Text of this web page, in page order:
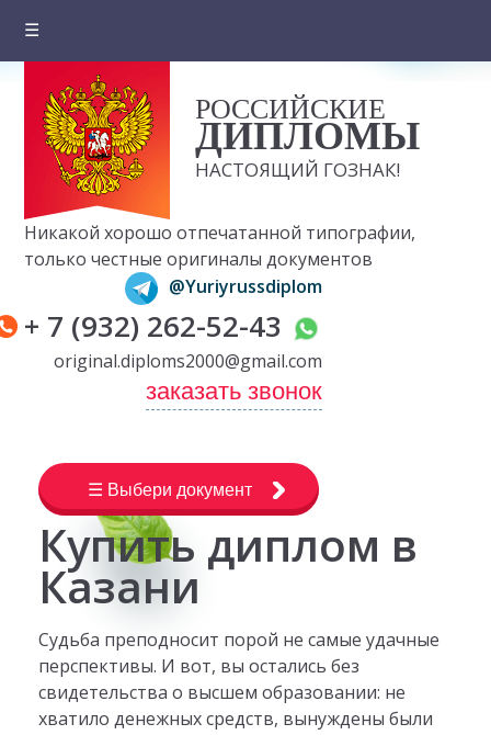
☰
О компании
Цены на документы
Вопросы и ответы
Отзывы клиентов
Оплата и доставка
Контакты
РОССИЙСКИЕ
ДИПЛОМЫ
НАСТОЯЩИЙ ГОЗНАК!
Никакой хорошо отпечатанной типографии,
только честные оригиналы документов
@Yuriyrussdiplom
+ 7 (932) 262-52-43
original.diploms2000@gmail.com
заказать звонок
☰ Выбери документ
Купить диплом в
Казани
Судьба преподносит порой не самые удачные
перспективы. И вот, вы остались без
свидетельства о высшем образовании: не
хватило денежных средств, вынуждены были